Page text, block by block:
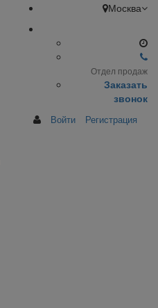
Москва
Отдел продаж
Заказать
звонок
Войти Регистрация